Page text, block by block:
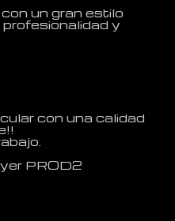
un gran estilo
y
con una calidad
PROD2